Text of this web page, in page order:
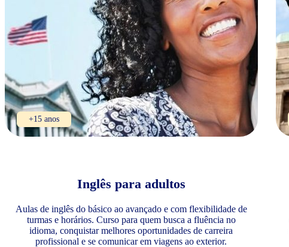
+15 anos
Inglês para adultos
Aulas de inglês do básico ao avançado e com flexibilidade de
turmas e horários. Curso para quem busca a fluência no
idioma, conquistar melhores oportunidades de carreira
profissional e se comunicar em viagens ao exterior.